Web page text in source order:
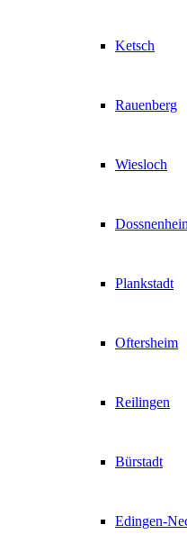
Ketsch
Rauenberg
Wiesloch
Plankstadt
Oftersheim
Reilingen
Bürstadt
Edingen-